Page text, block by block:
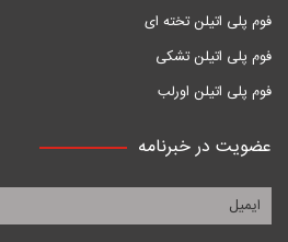
فوم پلی اتیلن تخته ای
فوم پلی اتیلن تشکی
فوم پلی اتیلن اورلب
عضویت در خبرنامه